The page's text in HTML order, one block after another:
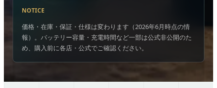
NOTICE
価格・在庫・保証・仕様は変わります（2026年6月時点の情
報）。バッテリー容量・充電時間など一部は公式非公開のた
め、購入前に各店・公式でご確認ください。